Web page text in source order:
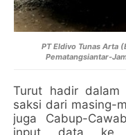
PT Eldivo Tunas Arta
Pematangsiantar-
Turut hadir
saksi dari masing-
juga Cabup-